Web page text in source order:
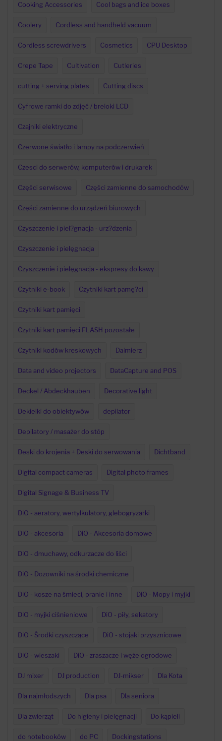
Cooking Accessories Cool bags and ice boxes
Coolery Cordless and handheld vacuum
Cordless screwdrivers Cosmetics CPU Desktop
Crepe Tape Cultivation Cutleries
cutting + serving plates Cutting discs
Cyfrowe ramki do zdjęć / breloki LCD
Czajniki elektryczne
Czerwone światło i lampy na podczerwień
Czesci do serwerów, komputerów i drukarek
Części serwisowe Części zamienne do samochodów
Części zamienne do urządzeń biurowych
Czyszczenie i piel?gnacja - urz?dzenia
Czyszczenie i pielęgnacja
Czyszczenie i pielęgnacja - ekspresy do kawy
Czytniki e-book Czytniki kart pamę?ci
Czytniki kart pamięci
Czytniki kart pamięci FLASH pozostałe
Czytniki kodów kreskowych Dalmierz
Data and video projectors DataCapture and POS
Deckel / Abdeckhauben Decorative light
Dekielki do obiektywów depilator
Depilatory / masażer do stóp
Deski do krojenia + Deski do serwowania Dichtband
Digital compact cameras Digital photo frames
Digital Signage & Business TV
DiO - aeratory, wertylkulatory, glebogryzarki
DiO - akcesoria DiO - Akcesoria domowe
DiO - dmuchawy, odkurzacze do liści
DiO - Dozowniki na środki chemiczne
DiO - kosze na śmieci, pranie i inne DiO - Mopy i myjki
DiO - myjki ciśnieniowe DiO - piły, sekatory
DiO - Środki czyszczące DiO - stojaki przysznicowe
DiO - wieszaki DiO - zraszacze i węże ogrodowe
DJ mixer DJ production DJ-mikser Dla Kota
Dla najmłodszych Dla psa Dla seniora
Dla zwierząt Do higieny i pielęgnacji Do kąpieli
do notebooków do PC Dockingstations